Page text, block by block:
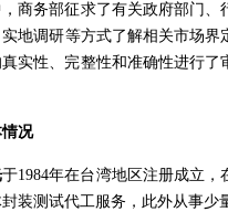
务部征求了有关政府部门、
地调研等方式了解相关市场界
实性、完整性和准确性进行
况
于1984年在台湾地区注册成立，
装测试代工服务，此外从事少